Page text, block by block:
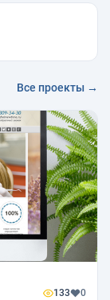
Все проекты →
133 0